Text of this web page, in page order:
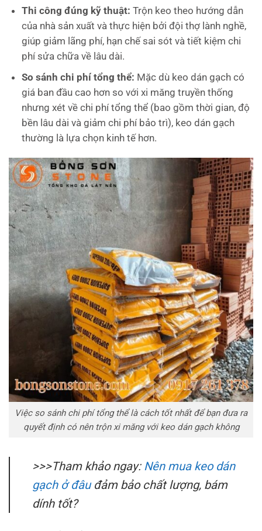
Thi công đúng kỹ thuật: Trộn keo theo hướng dẫn
của nhà sản xuất và thực hiện bởi đội thợ lành nghề,
giúp giảm lãng phí, hạn chế sai sót và tiết kiệm chi
phí sửa chữa về lâu dài.
So sánh chi phí tổng thể: Mặc dù keo dán gạch có
giá ban đầu cao hơn so với xi măng truyền thống
nhưng xét về chi phí tổng thể (bao gồm thời gian, độ
bền lâu dài và giảm chi phí bảo trì), keo dán gạch
thường là lựa chọn kinh tế hơn.
Việc so sánh chi phí tổng thể là cách tốt nhất để bạn đưa ra
quyết định có nên trộn xi măng với keo dán gạch không
>>>Tham khảo ngay: Nên mua keo dán
gạch ở đâuđảm bảo chất lượng, bám
dính tốt?